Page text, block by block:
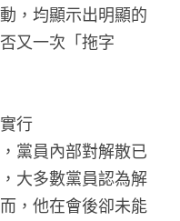
，均顯示出明顯的
又一次「拖字
行
黨員內部對解散已
大多數黨員認為解
，他在會後卻未能